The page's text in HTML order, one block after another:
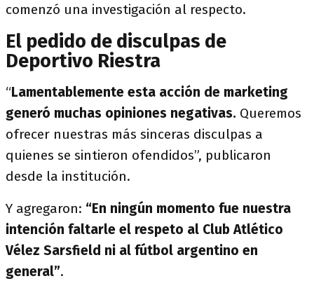
comenzó una investigación al respecto.
El pedido de disculpas de
Deportivo Riestra
“Lamentablemente esta acción de marketing
generó muchas opiniones negativas. Queremos
ofrecer nuestras más sinceras disculpas a
quienes se sintieron ofendidos”, publicaron
desde la institución.
Y agregaron: “En ningún momento fue nuestra
intención faltarle el respeto al Club Atlético
Vélez Sarsfield ni al fútbol argentino en
general”.